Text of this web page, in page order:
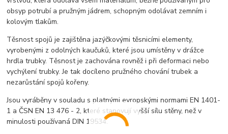
obsyp potrubí a pružným jádrem, schopným odolávat zemním i
kolovým tlakům.
Těsnost spojů je zajištěna jazýčkovými těsnicími elementy,
vyrobenými z odolných kaučuků, které jsou umístěny v drážce
hrdla trubky. Těsnost je zachována rovněž i při deformaci nebo
vychýlení trubky. Je tak docíleno pružného chování trubek a
nezarůstání spojů kořeny.
Jsou vyráběny v souladu s platnými evropskými normami EN 1401-
1 a ČSN EN 13 476 - 2, které stanovují vyšší sílu stěny, než v
minulosti používaná DIN 19534.